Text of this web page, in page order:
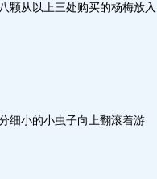
从以上三处购买的杨梅放入
小的小虫子向上翻滚着游